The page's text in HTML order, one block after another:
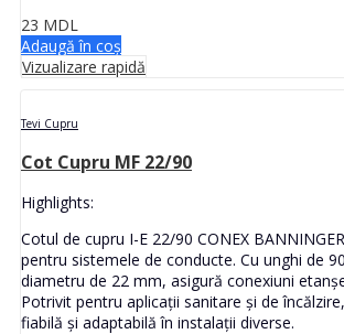
23 MDL
Adaugă în coș
Vizualizare rapidă
Tevi Cupru
Cot Cupru MF 22/90
Highlights:
Cotul de cupru I-E 22/90 CONEX
pentru sistemele de conducte. Cu unghi de
diametru de 22 mm, asigură conexiuni
Potrivit pentru aplicații sanitare și de
fiabilă și adaptabilă în instalații diverse.